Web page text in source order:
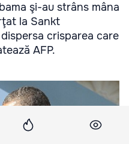
şi-au strâns mâna
la Sankt
crisparea care
AFP.